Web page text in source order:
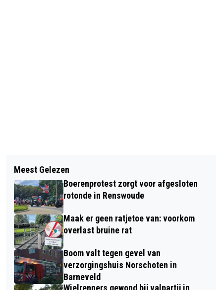
WANDELEN OF LANGLAUFEN BIJ
NATUURCENTRUM DE GINKEL
SCHUURBRAND DOOR SHOVEL DIE IN
BRAND VLIEGT – BRANDWEER
SCHAALT OP BIJ AANKOMST BRAND
Meest Gelezen
Boerenprotest zorgt voor afgesloten
rotonde in Renswoude
Maak er geen ratjetoe van: voorkom
overlast bruine rat
Boom valt tegen gevel van
verzorgingshuis Norschoten in
Barneveld
Wielrenners gewond bij valpartij in